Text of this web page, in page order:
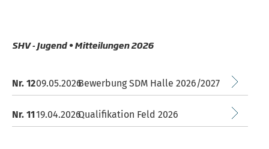
SHV - Jugend • Mitteilungen 2026
Nr. 1209.05.2026Bewerbung SDM Halle 2026/2027
Nr. 1119.04.2026Qualifikation Feld 2026